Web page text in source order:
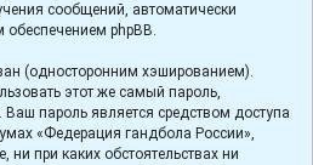
сообщений, автоматически
phpBB.
(односторонним хэшированием).
этот же самый пароль,
Ваш пароль является средством доступа
«Федерация гандбола России»,
ни при каких обстоятельствах ни